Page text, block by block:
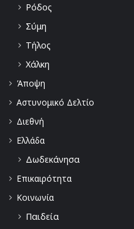
Ρόδος
Σύμη
Τήλος
Χάλκη
Άποψη
Αστυνομικό Δελτίο
Διεθνή
Ελλάδα
Δωδεκάνησα
Επικαιρότητα
Κοινωνία
Παιδεία